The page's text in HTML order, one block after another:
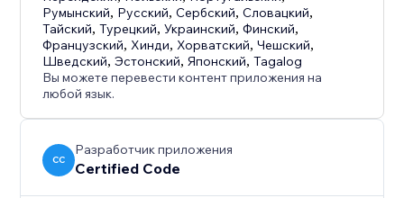
Румынский, Русский,Сербский,Словацкий,
Тайский,Турецкий,Украинский,Финский,
Французский, Хинди, Хорватский,Чешский,
Шведский,Эстонский,Японский,Tagalog
Вы можете перевести контент приложения на
любой язык.
CC
Разработчик приложения
Certified Code